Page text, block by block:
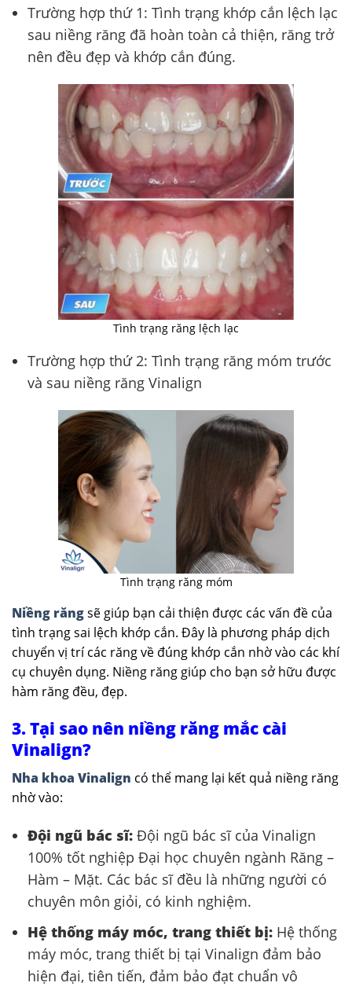
Trường hợp thứ 1: Tình trạng khớp cắn lệch lạc
sau niềng răng đã hoàn toàn cả thiện, răng trở
nên đều đẹp và khớp cắn đúng.
Tình trạng răng lệch lạc
Trường hợp thứ 2: Tình trạng răng móm trước
và sau niềng răng Vinalign
Tình trạng răng móm
Niềng răngsẽ giúp bạn cải thiện được các vấn đề của
tình trạng sai lệch khớp cắn. Đây là phương pháp dịch
chuyển vị trí các răng về đúng khớp cắn nhờ vào các khí
cụ chuyên dụng. Niềng răng giúp cho bạn sở hữu được
hàm răng đều, đẹp.
3. Tại sao nên niềng răng mắc cài
Vinalign?
Nha khoa Vinalign có thể mang lại kết quả niềng răng
nhờ vào:
Đội ngũ bác sĩ: Đội ngũ bác sĩ của Vinalign
100% tốt nghiệp Đại học chuyên ngành Răng –
Hàm – Mặt. Các bác sĩ đều là những người có
chuyên môn giỏi, có kinh nghiệm.
Hệ thống máy móc, trang thiết bị: Hệ thống
máy móc, trang thiết bị tại Vinalign đảm bảo
hiện đại, tiên tiến, đảm bảo đạt chuẩn vô